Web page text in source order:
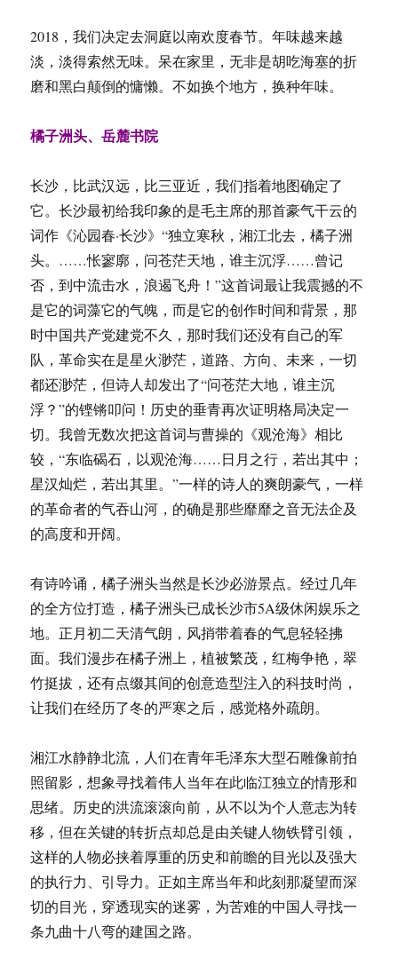
2018，我们决定去洞庭以南欢度春节。年味越来越
淡，淡得索然无味。呆在家里，无非是胡吃海塞的折
磨和黑白颠倒的慵懒。不如换个地方，换种年味。
橘子洲头、岳麓书院
长沙，比武汉远，比三亚近，我们指着地图确定了
它。长沙最初给我印象的是毛主席的那首豪气干云的
词作《沁园春·长沙》“独立寒秋，湘江北去，橘子洲
头。……怅寥廓，问苍茫天地，谁主沉浮……曾记
否，到中流击水，浪遏飞舟！”这首词最让我震撼的不
是它的词藻它的气魄，而是它的创作时间和背景，那
时中国共产党建党不久，那时我们还没有自己的军
队，革命实在是星火渺茫，道路、方向、未来，一切
都还渺茫，但诗人却发出了“问苍茫大地，谁主沉
浮？”的铿锵叩问！历史的垂青再次证明格局决定一
切。我曾无数次把这首词与曹操的《观沧海》相比
较，“东临碣石，以观沧海……日月之行，若出其中；
星汉灿烂，若出其里。”一样的诗人的爽朗豪气，一样
的革命者的气吞山河，的确是那些靡靡之音无法企及
的高度和开阔。
有诗吟诵，橘子洲头当然是长沙必游景点。经过几年
的全方位打造，橘子洲头已成长沙市5A级休闲娱乐之
地。正月初二天清气朗，风捎带着春的气息轻轻拂
面。我们漫步在橘子洲上，植被繁茂，红梅争艳，翠
竹挺拔，还有点缀其间的创意造型注入的科技时尚，
让我们在经历了冬的严寒之后，感觉格外疏朗。
湘江水静静北流，人们在青年毛泽东大型石雕像前拍
照留影，想象寻找着伟人当年在此临江独立的情形和
思绪。历史的洪流滚滚向前，从不以为个人意志为转
移，但在关键的转折点却总是由关键人物铁臂引领，
这样的人物必挟着厚重的历史和前瞻的目光以及强大
的执行力、引导力。正如主席当年和此刻那凝望而深
切的目光，穿透现实的迷雾，为苦难的中国人寻找一
条九曲十八弯的建国之路。